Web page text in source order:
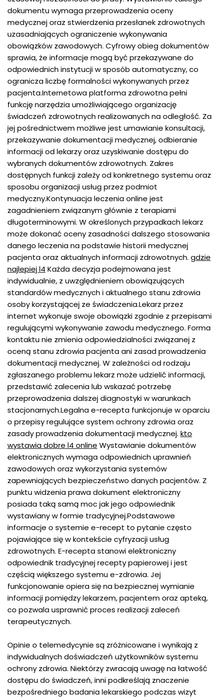
dokumentu wymaga przeprowadzenia oceny
medycznej oraz stwierdzenia przesłanek zdrowotnych
uzasadniających ograniczenie wykonywania
obowiązków zawodowych. Cyfrowy obieg dokumentów
sprawia, że informacje mogą być przekazywane do
odpowiednich instytucji w sposób automatyczny, co
ogranicza liczbę formalności wykonywanych przez
pacjenta.Internetowa platforma zdrowotna pełni
funkcję narzędzia umożliwiającego organizację
świadczeń zdrowotnych realizowanych na odległość. Za
jej pośrednictwem możliwe jest umawianie konsultacji,
przekazywanie dokumentacji medycznej, odbieranie
informacji od lekarzy oraz uzyskiwanie dostępu do
wybranych dokumentów zdrowotnych. Zakres
dostępnych funkcji zależy od konkretnego systemu oraz
sposobu organizacji usług przez podmiot
medyczny.Kontynuacja leczenia online jest
zagadnieniem związanym głównie z terapiami
długoterminowymi. W określonych przypadkach lekarz
może dokonać oceny zasadności dalszego stosowania
danego leczenia na podstawie historii medycznej
pacjenta oraz aktualnych informacji zdrowotnych. gdzie
najlepiej l4 Każda decyzja podejmowana jest
indywidualnie, z uwzględnieniem obowiązujących
standardów medycznych i aktualnego stanu zdrowia
osoby korzystającej ze świadczenia.Lekarz przez
internet wykonuje swoje obowiązki zgodnie z przepisami
regulującymi wykonywanie zawodu medycznego. Forma
kontaktu nie zmienia odpowiedzialności związanej z
oceną stanu zdrowia pacjenta ani zasad prowadzenia
dokumentacji medycznej. W zależności od rodzaju
zgłaszanego problemu lekarz może udzielić informacji,
przedstawić zalecenia lub wskazać potrzebę
przeprowadzenia dalszej diagnostyki w warunkach
stacjonarnych.Legalna e-recepta funkcjonuje w oparciu
o przepisy regulujące system ochrony zdrowia oraz
zasady prowadzenia dokumentacji medycznej. kto
wystawia dobre l4 online Wystawianie dokumentów
elektronicznych wymaga odpowiednich uprawnień
zawodowych oraz wykorzystania systemów
zapewniających bezpieczeństwo danych pacjentów. Z
punktu widzenia prawa dokument elektroniczny
posiada taką samą moc jak jego odpowiednik
wystawiany w formie tradycyjnej.Podstawowe
informacje o systemie e-recept to pytanie często
pojawiające się w kontekście cyfryzacji usług
zdrowotnych. E-recepta stanowi elektroniczny
odpowiednik tradycyjnej recepty papierowej i jest
częścią większego systemu e-zdrowia. Jej
funkcjonowanie opiera się na bezpiecznej wymianie
informacji pomiędzy lekarzem, pacjentem oraz apteką,
co pozwala usprawnić proces realizacji zaleceń
terapeutycznych.
Opinie o telemedycynie są zróżnicowane i wynikają z
indywidualnych doświadczeń użytkowników systemu
ochrony zdrowia. Niektórzy zwracają uwagę na łatwość
dostępu do świadczeń, inni podkreślają znaczenie
bezpośredniego badania lekarskiego podczas wizyt